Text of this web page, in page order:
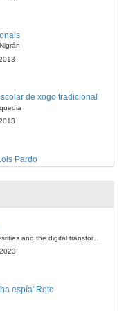
de xogo tradicional I
Pardo
Fundador de Brinquedia - Rede galega do xogo tradicional
de Compostela
Lugo
European univesrities and the digital transformation: challenges and opportunities ahead
espía' Reto